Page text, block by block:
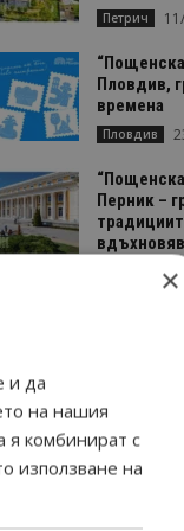
Петрич
Пловдив,
времена
Пловдив
Перник –
×
и да
на нашия
я комбинират с
използване на